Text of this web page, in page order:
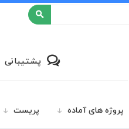
پشتیبانی
پروژه های آماده پریست